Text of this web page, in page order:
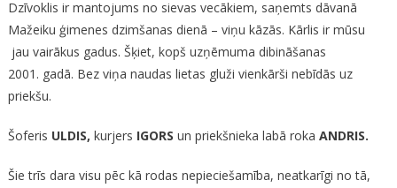
Dzīvoklis ir mantojums no sievas vecākiem, saņemts dāvanā
Mažeiku ģimenes dzimšanas dienā – viņu kāzās. Kārlis ir mūsu
jau vairākus gadus. Šķiet, kopš uzņēmuma dibināšanas
2001. gadā. Bez viņa naudas lietas gluži vienkārši nebīdās uz
priekšu.
Šoferis ULDIS, kurjers IGORS un priekšnieka labā roka ANDRIS.
Šie trīs dara visu pēc kā rodas nepieciešamība, neatkarīgi no tā,